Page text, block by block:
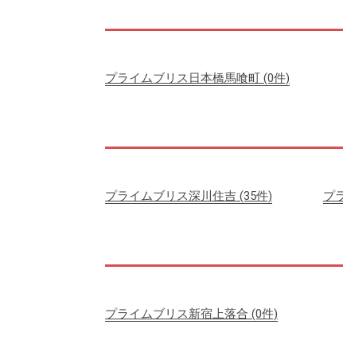
プライムブリス日本橋馬喰町 (0件)
プライムブリス深川住吉 (35件) プ
プライムブリス新宿上落合 (0件)